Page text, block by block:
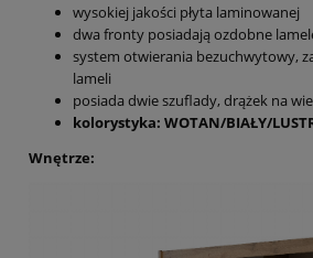
wysokiej jakości płyta laminowanej
dwa fronty posiadają ozdobne
system otwierania bezuchwytowy,
lameli
posiada dwie szuflady, drążek na
kolorystyka: WOTAN/BIAŁY/
Wnętrze: